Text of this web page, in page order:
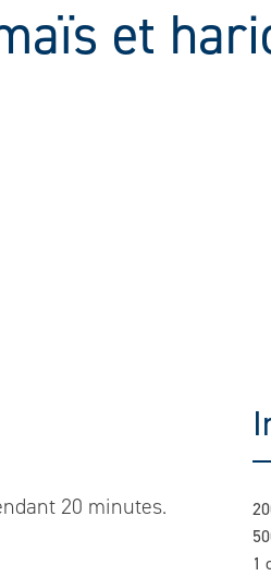
et
20 minutes.
1